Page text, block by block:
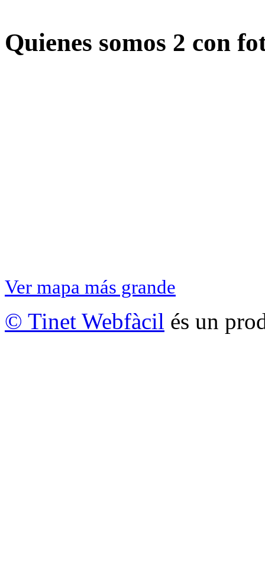
Quienes somos 2 con
Ver mapa más grande
© Tinet Webfàcil és un